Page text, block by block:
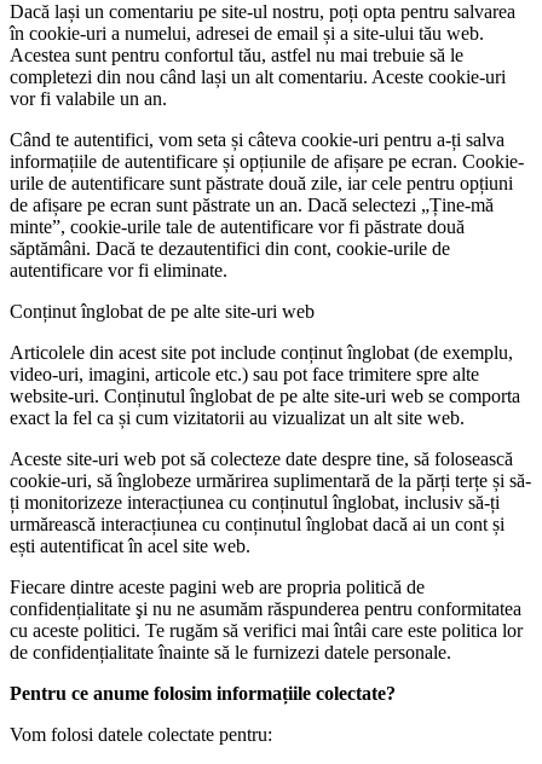
Dacă lași un comentariu pe site-ul nostru, poți opta pentru salvarea
în cookie-uri a numelui, adresei de email și a site-ului tău web.
Acestea sunt pentru confortul tău, astfel nu mai trebuie să le
completezi din nou când lași un alt comentariu. Aceste cookie-uri
vor fi valabile un an.
Când te autentifici, vom seta și câteva cookie-uri pentru a-ți salva
informațiile de autentificare și opțiunile de afișare pe ecran. Cookie-
urile de autentificare sunt păstrate două zile, iar cele pentru opțiuni
de afișare pe ecran sunt păstrate un an. Dacă selectezi „Ține-mă
minte”, cookie-urile tale de autentificare vor fi păstrate două
săptămâni. Dacă te dezautentifici din cont, cookie-urile de
autentificare vor fi eliminate.
Conținut înglobat de pe alte site-uri web
Articolele din acest site pot include conținut înglobat (de exemplu,
video-uri, imagini, articole etc.) sau pot face trimitere spre alte
website-uri. Conținutul înglobat de pe alte site-uri web se comporta
exact la fel ca și cum vizitatorii au vizualizat un alt site web.
Aceste site-uri web pot să colecteze date despre tine, să folosească
cookie-uri, să înglobeze urmărirea suplimentară de la părți terțe și să-
ți monitorizeze interacțiunea cu conținutul înglobat, inclusiv să-ți
urmărească interacțiunea cu conținutul înglobat dacă ai un cont și
ești autentificat în acel site web.
Fiecare dintre aceste pagini web are propria politică de
confidențialitate şi nu ne asumăm răspunderea pentru conformitatea
cu aceste politici. Te rugăm să verifici mai întâi care este politica lor
de confidențialitate înainte să le furnizezi datele personale.
Pentru ce anume folosim informațiile colectate?
Vom folosi datele colectate pentru: